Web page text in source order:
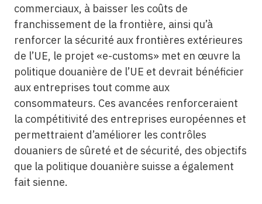
commerciaux, à baisser les coûts de
franchissement de la frontière, ainsi qu’à
renforcer la sécurité aux frontières extérieures
de l’UE, le projet «e-customs» met en œuvre la
politique douanière de l’UE et devrait bénéficier
aux entreprises tout comme aux
consommateurs. Ces avancées renforceraient
la compétitivité des entreprises européennes et
permettraient d’améliorer les contrôles
douaniers de sûreté et de sécurité, des objectifs
que la politique douanière suisse a également
fait sienne.